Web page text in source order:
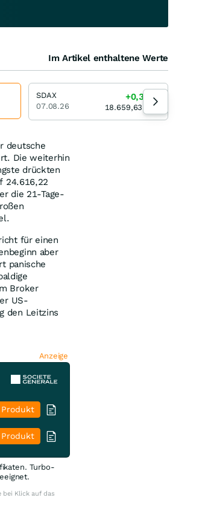
deutsche
Die weiterhin
drückten
24.616,22
die 21-Tage-
für einen
aber
panische
Broker
US-
den Leitzins
Anzeige
Produkt
Produkt
Turbo-
Klick auf das
Im Artikel enthaltene Werte
SDAX
07.08.26
+0,31 %
18.659,63 PKT